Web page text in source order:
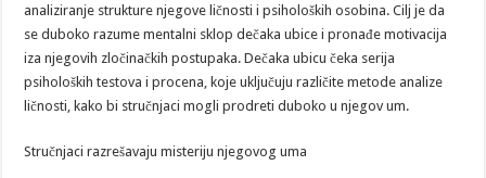
analiziranje strukture njegove ličnosti i psiholoških osobina. Cilj je da
se duboko razume mentalni sklop dečaka ubice i pronađe motivacija
iza njegovih zločinačkih postupaka. Dečaka ubicu čeka serija
psiholoških testova i procena, koje uključuju različite metode analize
ličnosti, kako bi stručnjaci mogli prodreti duboko u njegov um.
Stručnjaci razrešavaju misteriju njegovog uma